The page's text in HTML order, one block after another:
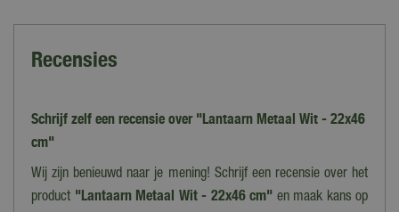
Recensies
Schrijf zelf een recensie over "Lantaarn Metaal Wit - 22x46
cm"
Wij zijn benieuwd naar je mening! Schrijf een recensie over het
product "Lantaarn Metaal Wit - 22x46 cm" en maak kans op